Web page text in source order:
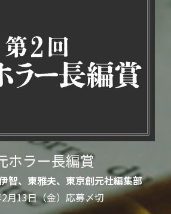
ホラー長編賞
智、東雅夫、東京創元社編集部
月13日（金）応募〆切